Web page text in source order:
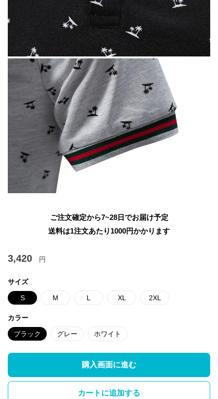
ご注文確定から7~28日でお届け予定
送料は1注文あたり 1000円かかります
3,420 円
サイズ
S M L XL 2XL
カラー
ブラック グレー ホワイト
購入画面に進む
カートに追加する